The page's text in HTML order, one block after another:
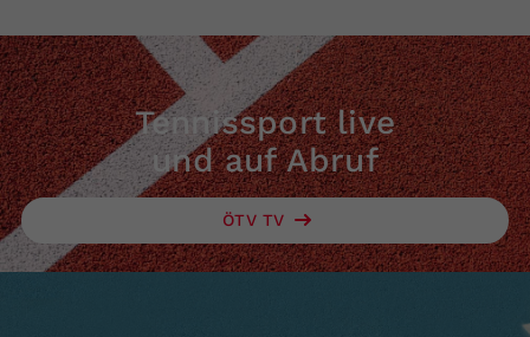
Tennissport live
und auf Abruf
ÖTV TV